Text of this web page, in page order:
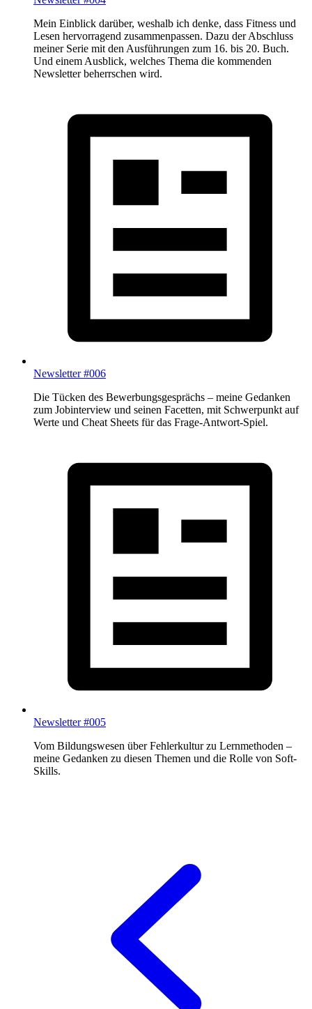
Mein Einblick darüber, weshalb ich denke, dass Fitness und
Lesen hervorragend zusammenpassen. Dazu der Abschluss
meiner Serie mit den Ausführungen zum 16. bis 20. Buch.
Und einem Ausblick, welches Thema die kommenden
Newsletter beherrschen wird.
Newsletter #006
Die Tücken des Bewerbungsgesprächs – meine Gedanken
zum Jobinterview und seinen Facetten, mit Schwerpunkt auf
Werte und Cheat Sheets für das Frage-Antwort-Spiel.
Newsletter #005
Vom Bildungswesen über Fehlerkultur zu Lernmethoden –
meine Gedanken zu diesen Themen und die Rolle von Soft-
Skills.